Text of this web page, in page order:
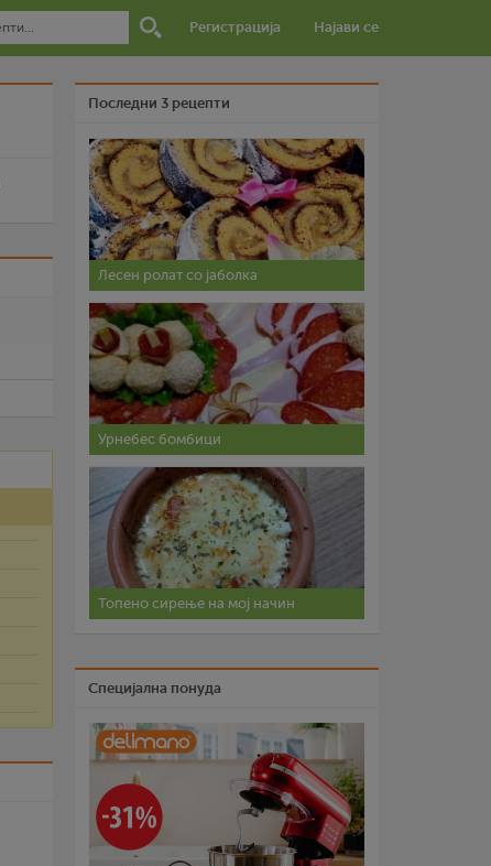
Регистрација Најави се
Последни 3 рецепти
Лесен ролат со јаболка
Урнебес бомбици
Топено сирење на мој начин
Специјална понуда